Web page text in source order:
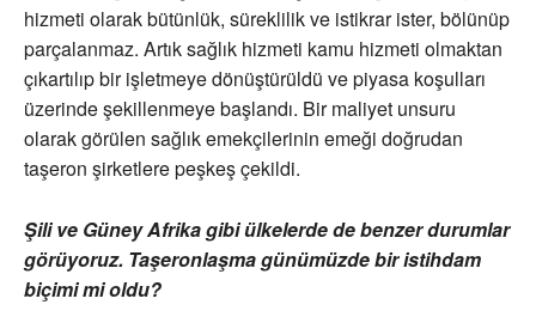
hizmeti olarak bütünlük, süreklilik ve istikrar ister, bölünüp
parçalanmaz. Artık sağlık hizmeti kamu hizmeti olmaktan
çıkartılıp bir işletmeye dönüştürüldü ve piyasa koşulları
üzerinde şekillenmeye başlandı. Bir maliyet unsuru
olarak görülen sağlık emekçilerinin emeği doğrudan
taşeron şirketlere peşkeş çekildi.
Şili ve Güney Afrika gibi ülkelerde de benzer durumlar
görüyoruz. Taşeronlaşma günümüzde bir istihdam
biçimi mi oldu?